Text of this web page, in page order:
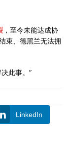
，至今未能达成协
束、德黑兰无法拥
此事。”
LinkedIn